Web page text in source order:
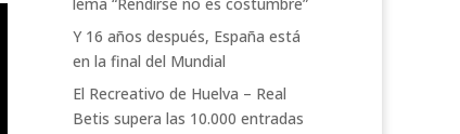
lema “Rendirse no es costumbre”
Y 16 años después, España está
en la final del Mundial
El Recreativo de Huelva – Real
Betis supera las 10.000 entradas